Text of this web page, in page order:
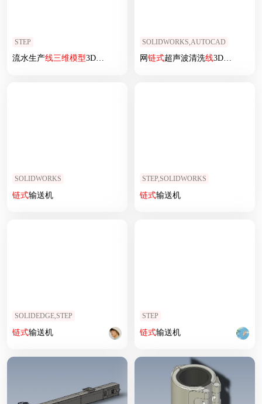
STEP
流水生产线三维模型3D模型
SOLIDWORKS,AUTOCAD
网链式超声波清洗线3D图纸 E217
SOLIDWORKS
链式输送机
STEP,SOLIDWORKS
链式输送机
SOLIDEDGE,STEP
链式输送机
STEP
链式输送机